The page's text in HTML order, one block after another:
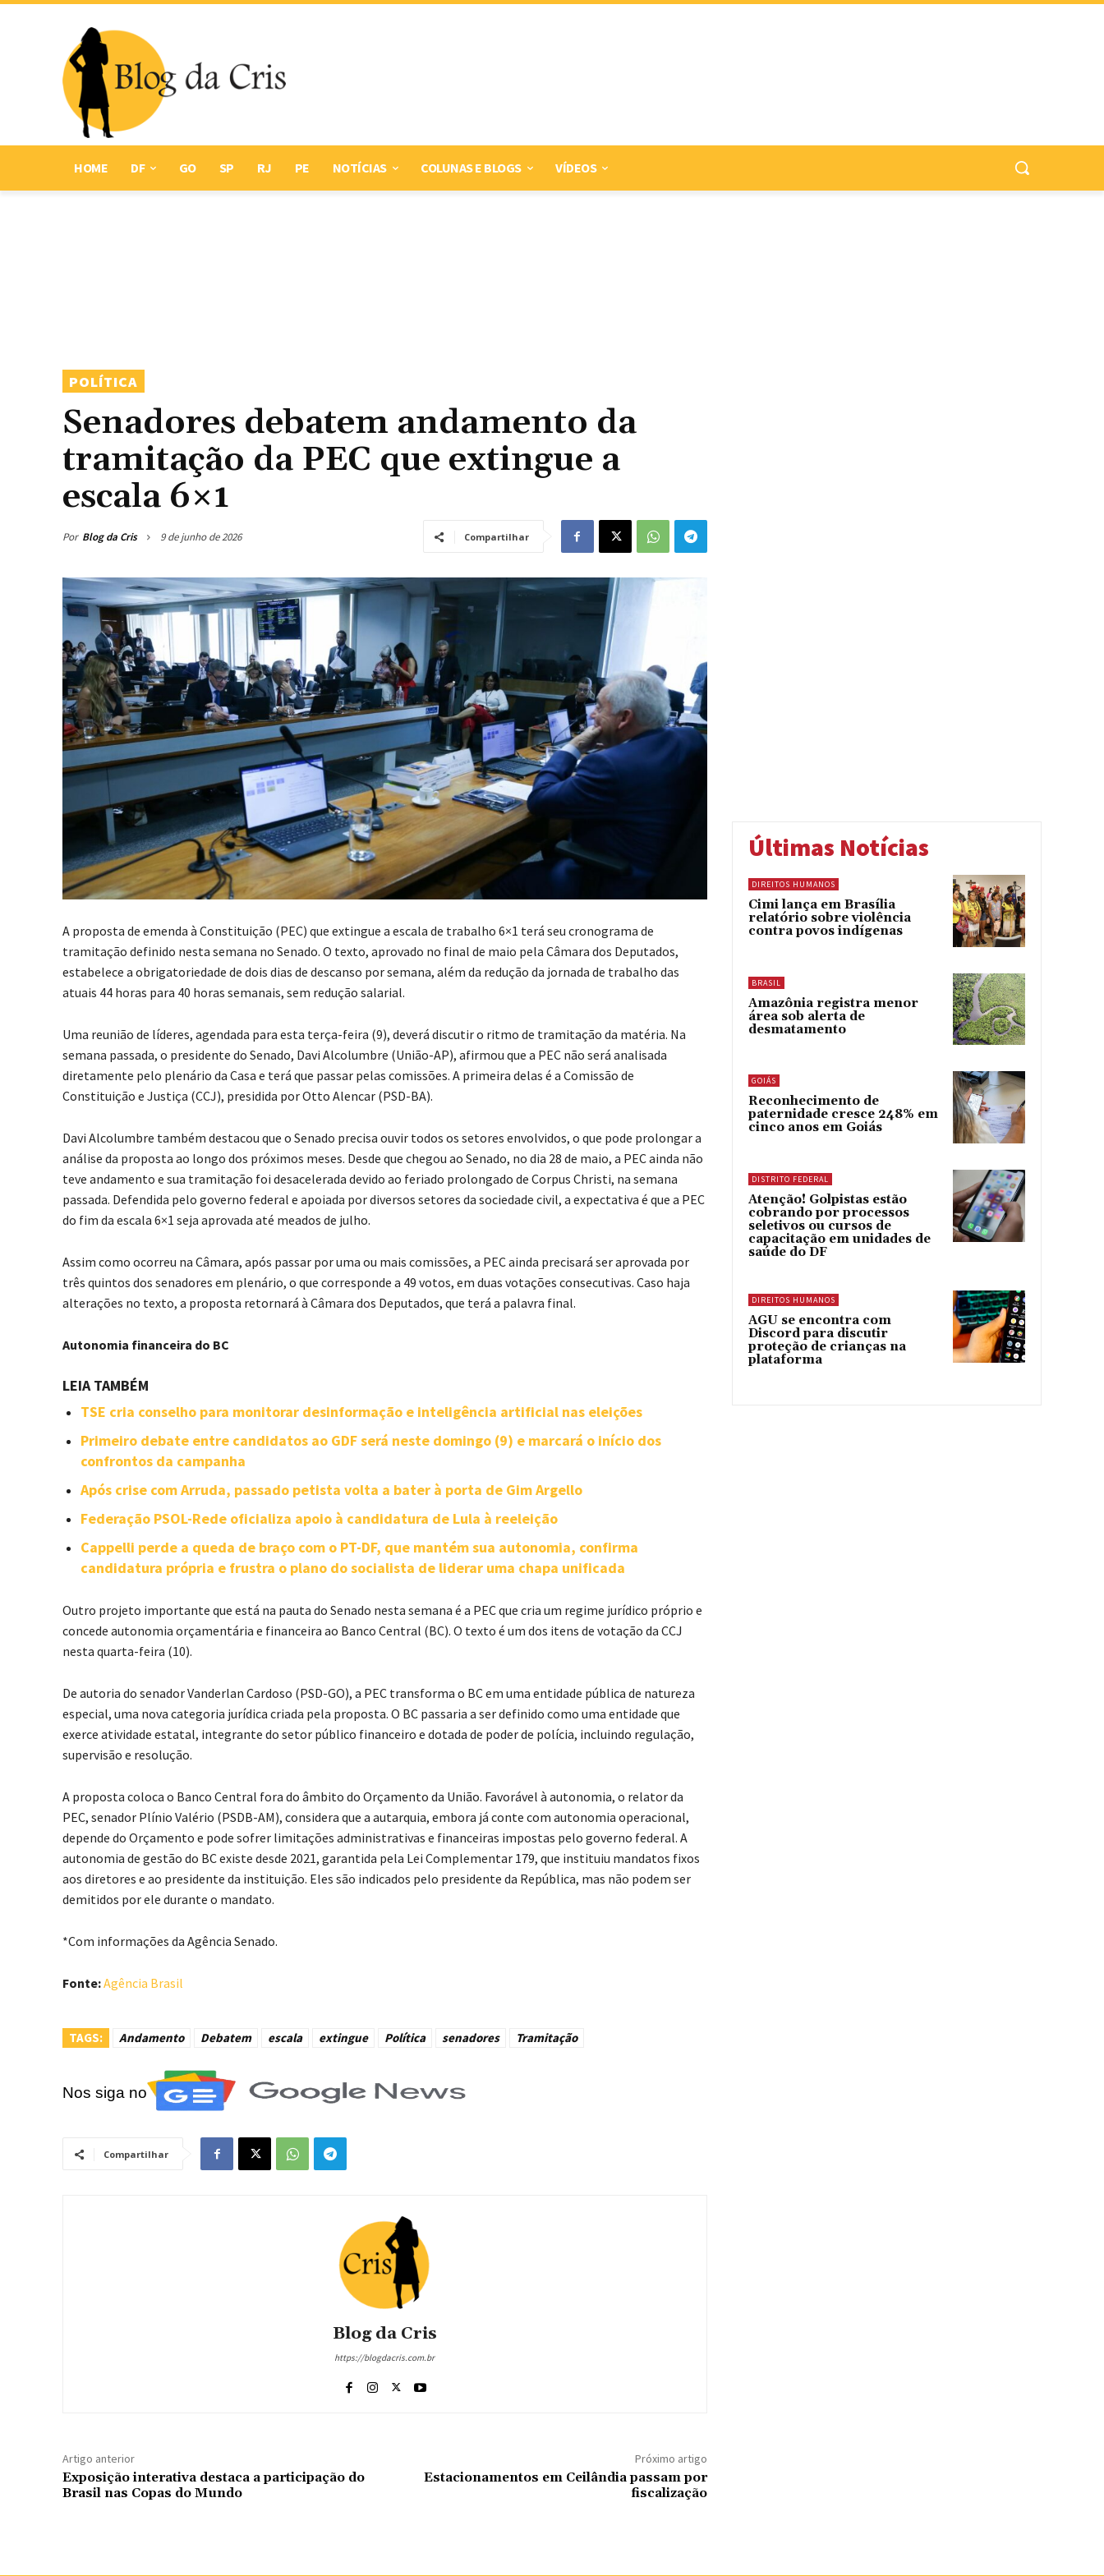
HOME DF GO SP RJ PE NOTÍCIAS COLUNAS E BLOGS VÍDEOS
POLÍTICA
Senadores debatem andamento da
tramitação da PEC que extingue a
escala 6×1
Por Blog da Cris 9 de junho de 2026 Compartilhar
A proposta de emenda à Constituição (PEC) que extingue a escala de trabalho 6×1 terá seu cronograma de
tramitação definido nesta semana no Senado. O texto, aprovado no final de maio pela Câmara dos Deputados,
estabelece a obrigatoriedade de dois dias de descanso por semana, além da redução da jornada de trabalho das
atuais 44 horas para 40 horas semanais, sem redução salarial.
Uma reunião de líderes, agendada para esta terça-feira (9), deverá discutir o ritmo de tramitação da matéria. Na
semana passada, o presidente do Senado, Davi Alcolumbre (União-AP), afirmou que a PEC não será analisada
diretamente pelo plenário da Casa e terá que passar pelas comissões. A primeira delas é a Comissão de
Constituição e Justiça (CCJ), presidida por Otto Alencar (PSD-BA).
Davi Alcolumbre também destacou que o Senado precisa ouvir todos os setores envolvidos, o que pode prolongar a
análise da proposta ao longo dos próximos meses. Desde que chegou ao Senado, no dia 28 de maio, a PEC ainda não
teve andamento e sua tramitação foi desacelerada devido ao feriado prolongado de Corpus Christi, na semana
passada. Defendida pelo governo federal e apoiada por diversos setores da sociedade civil, a expectativa é que a PEC
do fim da escala 6×1 seja aprovada até meados de julho.
Assim como ocorreu na Câmara, após passar por uma ou mais comissões, a PEC ainda precisará ser aprovada por
três quintos dos senadores em plenário, o que corresponde a 49 votos, em duas votações consecutivas. Caso haja
alterações no texto, a proposta retornará à Câmara dos Deputados, que terá a palavra final.
Autonomia financeira do BC
LEIA TAMBÉM
TSE cria conselho para monitorar desinformação e inteligência artificial nas eleições
Primeiro debate entre candidatos ao GDF será neste domingo (9) e marcará o início dos
confrontos da campanha
Após crise com Arruda, passado petista volta a bater à porta de Gim Argello
Federação PSOL-Rede oficializa apoio à candidatura de Lula à reeleição
Cappelli perde a queda de braço com o PT-DF, que mantém sua autonomia, confirma
candidatura própria e frustra o plano do socialista de liderar uma chapa unificada
Outro projeto importante que está na pauta do Senado nesta semana é a PEC que cria um regime jurídico próprio e
concede autonomia orçamentária e financeira ao Banco Central (BC). O texto é um dos itens de votação da CCJ
nesta quarta-feira (10).
De autoria do senador Vanderlan Cardoso (PSD-GO), a PEC transforma o BC em uma entidade pública de natureza
especial, uma nova categoria jurídica criada pela proposta. O BC passaria a ser definido como uma entidade que
exerce atividade estatal, integrante do setor público financeiro e dotada de poder de polícia, incluindo regulação,
supervisão e resolução.
A proposta coloca o Banco Central fora do âmbito do Orçamento da União. Favorável à autonomia, o relator da
PEC, senador Plínio Valério (PSDB-AM), considera que a autarquia, embora já conte com autonomia operacional,
depende do Orçamento e pode sofrer limitações administrativas e financeiras impostas pelo governo federal. A
autonomia de gestão do BC existe desde 2021, garantida pela Lei Complementar 179, que instituiu mandatos fixos
aos diretores e ao presidente da instituição. Eles são indicados pelo presidente da República, mas não podem ser
demitidos por ele durante o mandato.
*Com informações da Agência Senado.
Fonte:Agência Brasil
TAGS: Andamento Debatem escala extingue Política senadores Tramitação
Nos siga no
Compartilhar
Blog da Cris
https://blogdacris.com.br
Artigo anterior
Exposição interativa destaca a participação do
Brasil nas Copas do Mundo
Próximo artigo
Estacionamentos em Ceilândia passam por
fiscalização
Últimas Notícias
DIREITOS HUMANOS
Cimi lança em Brasília
relatório sobre violência
contra povos indígenas
BRASIL
Amazônia registra menor
área sob alerta de
desmatamento
GOIÁS
Reconhecimento de
paternidade cresce 248% em
cinco anos em Goiás
DISTRITO FEDERAL
Atenção! Golpistas estão
cobrando por processos
seletivos ou cursos de
capacitação em unidades de
saúde do DF
DIREITOS HUMANOS
AGU se encontra com
Discord para discutir
proteção de crianças na
plataforma